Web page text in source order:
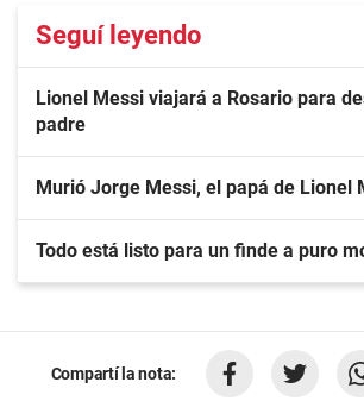
Seguí leyendo
Lionel Messi viajará a Rosario para
padre
Murió Jorge Messi, el papá de Lionel
Todo está listo para un finde a puro
Compartí la nota: